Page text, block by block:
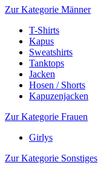
Zur Kategorie Männer
T-Shirts
Kapus
Sweatshirts
Tanktops
Jacken
Hosen / Shorts
Kapuzenjacken
Zur Kategorie Frauen
Girlys
Zur Kategorie Sonstiges